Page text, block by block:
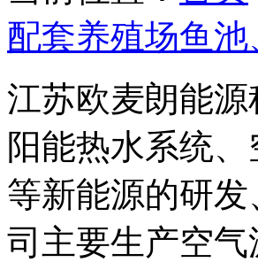
配套养殖场鱼
江苏欧麦朗能
阳能热水系统
等新能源的研
司主要生产空